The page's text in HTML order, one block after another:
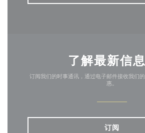
了解最新信息
订阅我们的时事通讯，通过电子邮件接收我们
惠。
订阅